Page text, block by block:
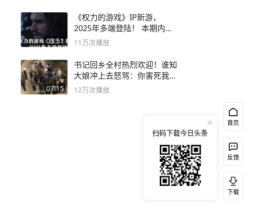
03:51
《权力的游戏》IP新游，
2025年多端登陆！ 本期内容
概要
11万次播放
07:15
书记回乡全村热烈欢迎！谁知
大娘冲上去怒骂：你害死我儿
子
12万次播放
首页
反馈
下载
扫码下载今日头条